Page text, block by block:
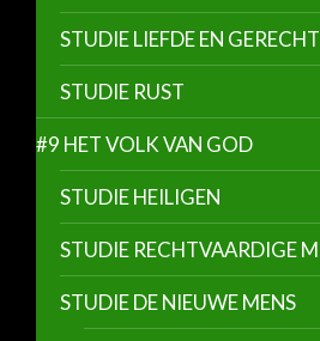
STUDIE LIEFDE EN
STUDIE RUST
#9 HET VOLK VAN GOD
STUDIE HEILIGEN
STUDIE RECHTVAARDIGE
STUDIE DE NIEUWE MENS